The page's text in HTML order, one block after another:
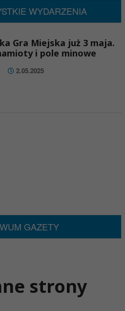
WYDARZENIA
Gra Miejska już 3 maja.
i pole minowe
2.05.2025
GAZETY
strony